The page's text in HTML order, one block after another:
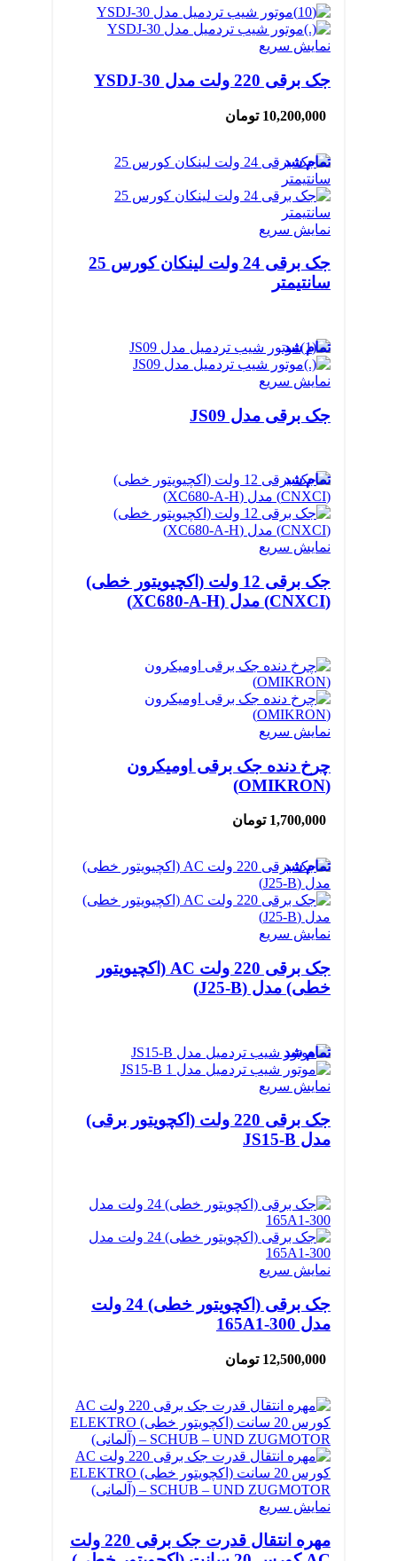
نمایش سریع
جک برقی 220 ولت مدل YSDJ-30
10,200,000 تومان
تمام شد
نمایش سریع
جک برقی 24 ولت لینکان کورس 25
سانتیمتر
تمام شد
نمایش سریع
جک برقی مدل JS09
تمام شد
نمایش سریع
جک برقی 12 ولت (اکچیویتور خطی)
(CNXCI) مدل (XC680-A-H)
نمایش سریع
چرخ دنده جک برقی اومیکرون
(OMIKRON)
1,700,000 تومان
تمام شد
نمایش سریع
جک برقی 220 ولت AC (اکچیویتور
خطی) مدل (J25-B)
تمام شد
نمایش سریع
جک برقی 220 ولت (اکچویتور برقی)
مدل JS15-B
نمایش سریع
جک برقی (اکچویتور خطی) 24 ولت
مدل 300-165A1
12,500,000 تومان
نمایش سریع
مهره انتقال قدرت جک برقی 220 ولت